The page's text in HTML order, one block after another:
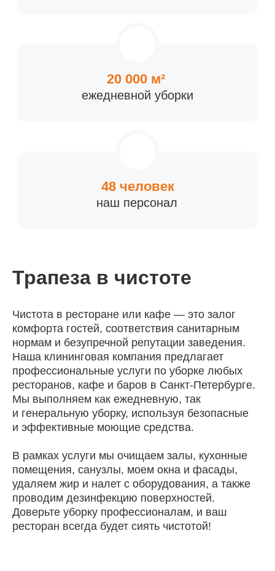
Трапеза в чистоте
Чистота в ресторане или кафе — это залог
комфорта гостей, соответствия санитарным
нормам и безупречной репутации заведения.
Наша клининговая компания предлагает
профессиональные услуги по уборке любых
ресторанов, кафе и баров в Санкт-Петербурге.
Мы выполняем как ежедневную, так
и генеральную уборку, используя безопасные
и эффективные моющие средства.
В рамках услуги мы очищаем залы, кухонные
помещения, санузлы, моем окна и фасады,
удаляем жир и налет с оборудования, а также
проводим дезинфекцию поверхностей.
Доверьте уборку профессионалам, и ваш
ресторан всегда будет сиять чистотой!
Огромное спасибо за химчитску
дивана, как новый, на ощупь
приятный, цвет появился
16 декабря 2025г.
Юлия
Отзывы